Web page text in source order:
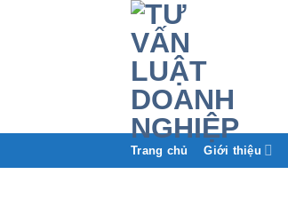
Trang chủ Giới thiệu